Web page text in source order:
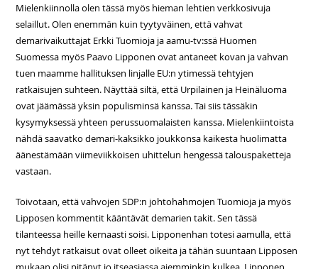
Mielenkiinnolla olen tässä myös hieman lehtien verkkosivuja
selaillut. Olen enemmän kuin tyytyväinen, että vahvat
demarivaikuttajat Erkki Tuomioja ja aamu-tv:ssä Huomen
Suomessa myös Paavo Lipponen ovat antaneet kovan ja vahvan
tuen maamme hallituksen linjalle EU:n ytimessä tehtyjen
ratkaisujen suhteen. Näyttää siltä, että Urpilainen ja Heinäluoma
ovat jäämässä yksin populisminsä kanssa. Tai siis tässäkin
kysymyksessä yhteen perussuomalaisten kanssa. Mielenkiintoista
nähdä saavatko demari-kaksikko joukkonsa kaikesta huolimatta
äänestämään viimeviikkoisen uhittelun hengessä talouspaketteja
vastaan.
Toivotaan, että vahvojen SDP:n johtohahmojen Tuomioja ja myös
Lipposen kommentit kääntävät demarien takit. Sen tässä
tilanteessa heille kernaasti soisi. Lipponenhan totesi aamulla, että
nyt tehdyt ratkaisut ovat olleet oikeita ja tähän suuntaan Lipposen